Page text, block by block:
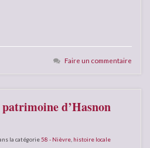
Faire un commentaire
d’Hasnon
la catégorie 58 - Nièvre histoire locale